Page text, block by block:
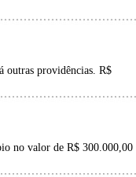
outras providências. R$
no valor de R$ 300.000,00